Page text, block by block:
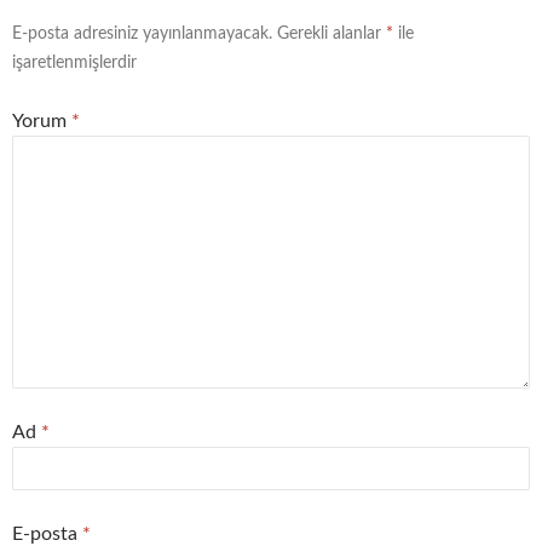
E-posta adresiniz yayınlanmayacak. Gerekli alanlar * ile
işaretlenmişlerdir
Yorum *
Ad *
E-posta *